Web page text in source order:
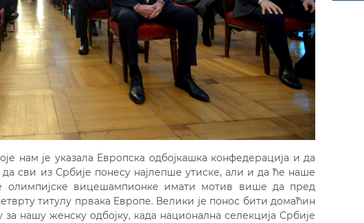
нам је указала Европска одбојкашка конфедерација и да
сви из Србије понесу најлепше утиске, али и да ће наше
олимпијске вицешампионке имати мотив више да пред
титулу првака Европе. Велики је понос бити домаћин
нашу женску одбојку, када национална селекција Србије